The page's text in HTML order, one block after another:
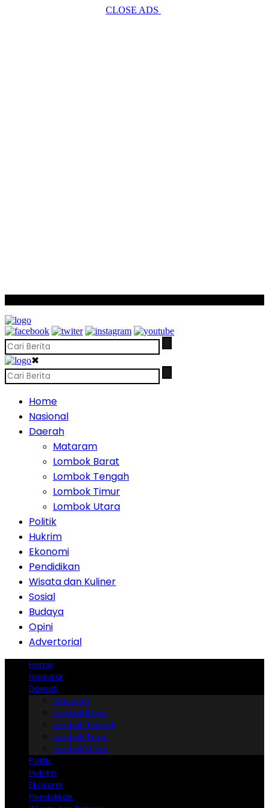
CLOSE ADS
✖
Home
Nasional
Daerah
Mataram
Lombok Barat
Lombok Tengah
Lombok Timur
Lombok Utara
Politik
Hukrim
Ekonomi
Pendidikan
Wisata dan Kuliner
Sosial
Budaya
Opini
Advertorial
Home
Nasional
Daerah
Mataram
Lombok Barat
Lombok Tengah
Lombok Timur
Lombok Utara
Politik
Hukrim
Ekonomi
Pendidikan